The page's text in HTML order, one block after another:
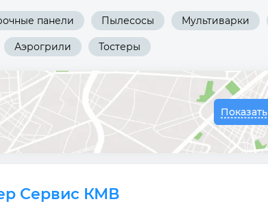
панели Пылесосы Мультиварки
Аэрогрили Тостеры
Сервис КМВ